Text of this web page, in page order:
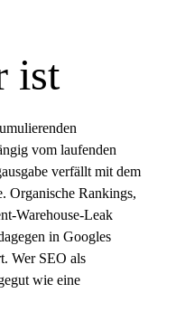
ist
vom laufenden
verfällt mit dem
Organische Rankings,
Warehouse-Leak
in Googles
Wer SEO als
wie eine